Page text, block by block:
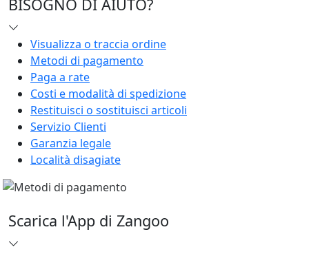
BISOGNO DI AIUTO?
Visualizza o traccia ordine
Metodi di pagamento
Paga a rate
Costi e modalità di spedizione
Restituisci o sostituisci articoli
Servizio Clienti
Garanzia legale
Località disagiate
Scarica l'App di Zangoo